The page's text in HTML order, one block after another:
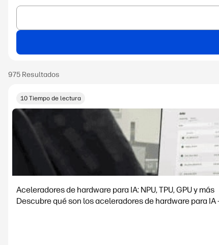
10 Tiempo de lectura
Aceleradores de hardware para IA: NPU, TPU, GPU y más
Descubre qué son los aceleradores de hardware para IA